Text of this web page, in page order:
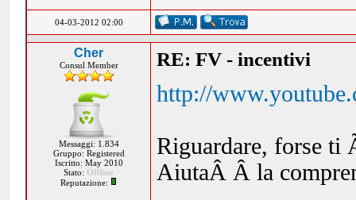
04-03-2012 02:00
Cher
Consul Member
Messaggi: 1.834
Gruppo: Registered
Iscritto: May 2010
Stato: Offline
Reputazione:
RE: FV - incentivi
http://
Riguardare, forse ti
AiutaÂ Â la